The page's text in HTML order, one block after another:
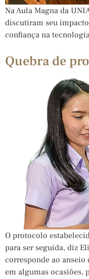
Na Aula Magna da
discutiram seu
confiança na
Quebra de
O protocolo
para ser seguida, diz
corresponde ao
em algumas ocasiões,